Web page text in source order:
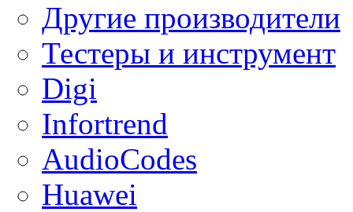
Другие производители
Тестеры и инструмент
Digi
Infortrend
AudioCodes
Huawei